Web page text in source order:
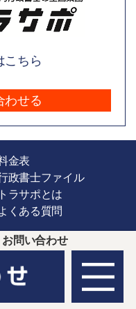
問い合わせ
こちら
わせる
金表
政書士ファイル
トラサポとは
くある質問
筑区池辺町3573-2-
お問合せフォーム:全国
は受け付けておりません